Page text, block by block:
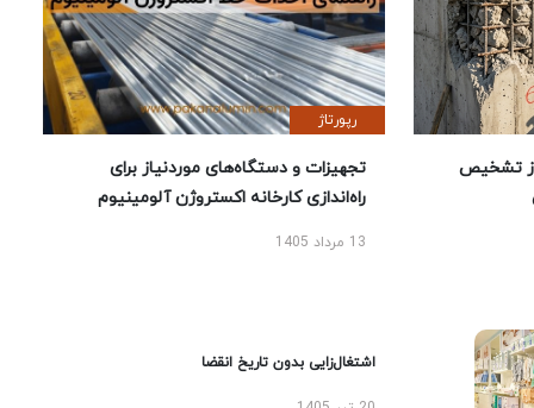
تشخیص
رپورتاژ
تجهیزات و دستگاه‌های موردنیاز برای
راه‌اندازی کارخانه اکستروژن آلومینیوم
13 مرداد 1405
اشتغال‌زایی بدون تاریخ انقضا